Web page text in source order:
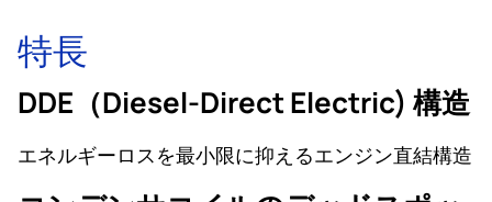
特長
DDE（Diesel-Direct Electric) 構造
エネルギーロスを最小限に抑えるエンジン直結構造